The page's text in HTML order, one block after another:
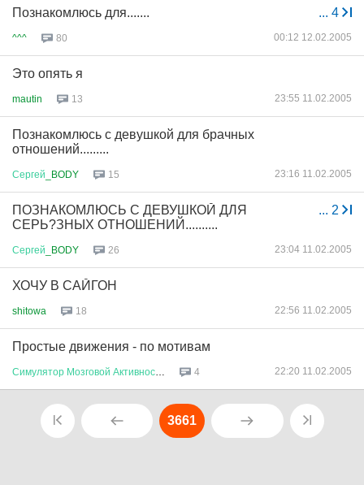
... 4
Познакомлюсь для.......
^^^ 80 00:12 12.02.2005
Это опять я
mautin 13 23:55 11.02.2005
Познакомлюсь с девушкой для брачных
отношений.........
Сергей _BODY 15 23:16 11.02.2005
... 2
ПОЗНАКОМЛЮСЬ С ДЕВУШКОЙ ДЛЯ
СЕРЬ?ЗНЫХ ОТНОШЕНИЙ..........
Сергей _BODY 26 23:04 11.02.2005
ХОЧУ В САЙГОН
shitowa 18 22:56 11.02.2005
Простые движения - по мотивам
Симулятор Мозговой Активности 4 22:20 11.02.2005
3661